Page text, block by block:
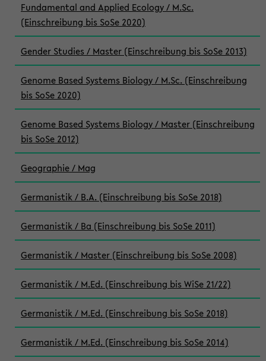
Fundamental and Applied Ecology / M.Sc.
(Einschreibung bis SoSe 2020)
Gender Studies / Master (Einschreibung bis SoSe 2013)
Genome Based Systems Biology / M.Sc. (Einschreibung
bis SoSe 2020)
Genome Based Systems Biology / Master (Einschreibung
bis SoSe 2012)
Geographie / Mag
Germanistik / B.A. (Einschreibung bis SoSe 2018)
Germanistik / Ba (Einschreibung bis SoSe 2011)
Germanistik / Master (Einschreibung bis SoSe 2008)
Germanistik / M.Ed. (Einschreibung bis WiSe 21/22)
Germanistik / M.Ed. (Einschreibung bis SoSe 2018)
Germanistik / M.Ed. (Einschreibung bis SoSe 2014)